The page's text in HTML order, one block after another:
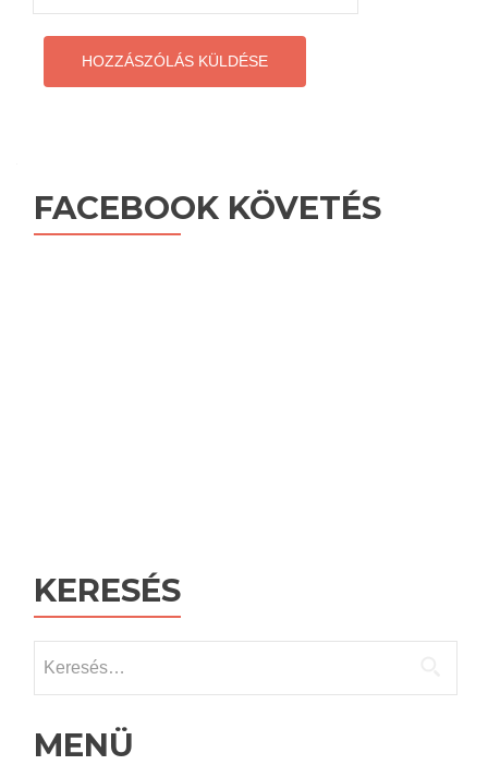
FACEBOOK KÖVETÉS
KERESÉS
MENÜ